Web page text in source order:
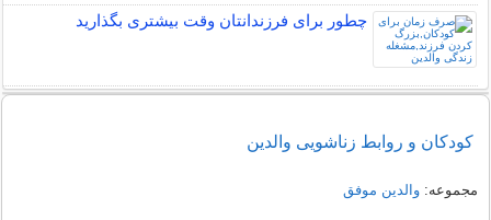
چطور برای فرزندانتان وقت بیشتری بگذارید
کودکان و روابط زناشویی والدین
مجموعه:والدین موفق